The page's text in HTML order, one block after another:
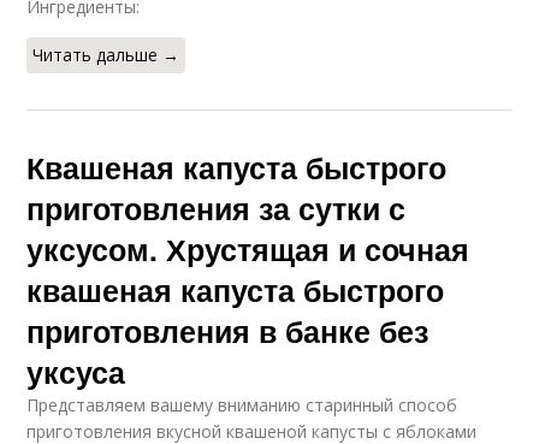
Ингредиенты:
Читать дальше →
Квашеная капуста быстрого
приготовления за сутки с
уксусом. Хрустящая и сочная
квашеная капуста быстрого
приготовления в банке без
уксуса
Представляем вашему вниманию старинный способ
приготовления вкусной квашеной капусты с яблоками